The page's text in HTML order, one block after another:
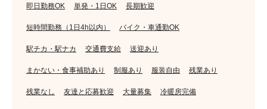
即日勤務OK 単発・1日OK 長期歓迎
短時間勤務（1日4h以内） バイク・車通勤OK
駅チカ・駅ナカ 交通費支給 送迎あり
まかない・食事補助あり 制服あり 服装自由 残業あり
残業なし 友達と応募歓迎 大量募集 冷暖房完備